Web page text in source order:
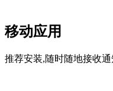
移动应用
推荐安装,随时随地接收通